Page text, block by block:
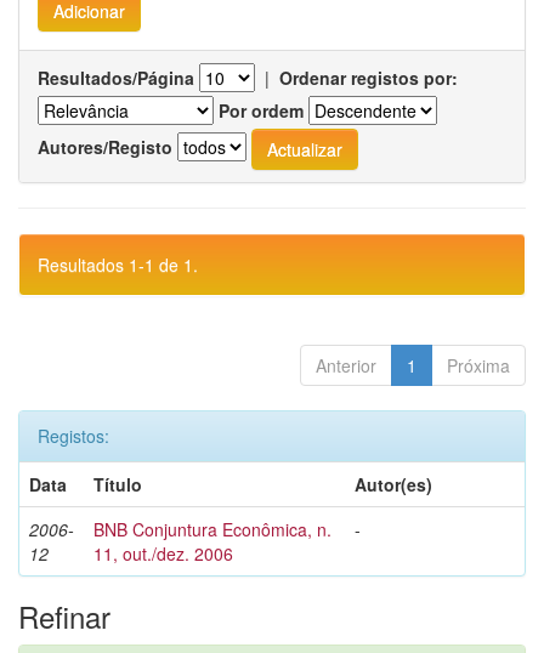
Resultados/Página | Ordenar registos por:
Por ordem
Autores/Registo
Resultados 1-1 de 1.
Anterior 1 Próxima
Registos:
Data
Título
Autor(es)
2006-
12
BNB Conjuntura Econômica, n.
11, out./dez. 2006
-
Refinar